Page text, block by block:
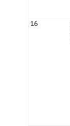
16